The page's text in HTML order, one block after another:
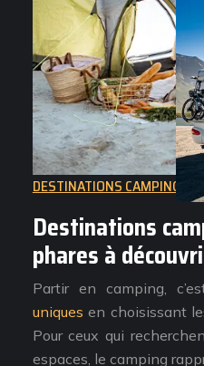
DESTINATIONS CAMPING
Destinations
phares à
Partir en camping,
uniques en choisissant
Pour ceux qui
espaces, le camping